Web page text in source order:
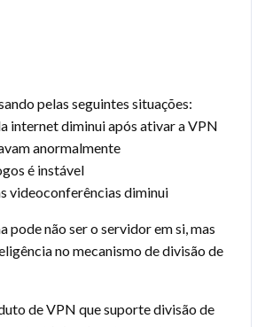
pelas seguintes situações:
internet diminui após ativar a VPN
anormalmente
é instável
videoconferências diminui
pode não ser o servidor em si, mas
no mecanismo de divisão de
de VPN que suporte divisão de